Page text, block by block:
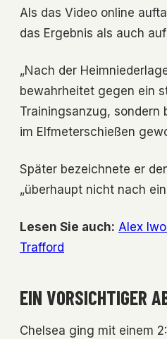
Als das Video online
das Ergebnis als auch
„Nach der
bewahrheitet gegen ein
Trainingsanzug, sondern
im Elfmeterschießen
Später bezeichnete er
„überhaupt nicht nach
Lesen Sie auch: Alex
Trafford
EIN VORSICHTIGER
Chelsea ging mit einem